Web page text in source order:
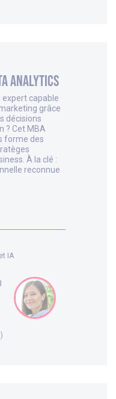
analytics
capable
grâce
décisions
? Cet MBA
forme des
À la clé :
reconnue
IA